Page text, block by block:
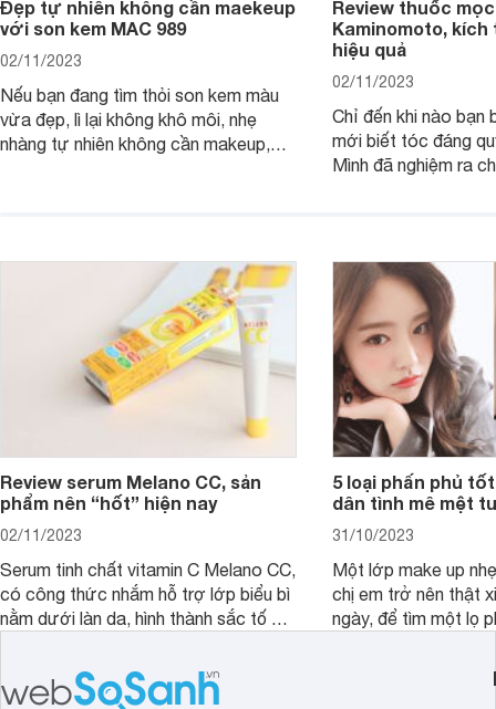
Đẹp tự nhiên không cần maekeup
với son kem MAC 989
02/11/2023
Nếu bạn đang tìm thỏi son kem màu
vừa đẹp, lì lại không khô môi, nhẹ
nhàng tự nhiên không cần makeup,
Review thuốc
Kaminomoto,
hiệu quả
02/11/2023
Chỉ đến khi nào bạn
mới biết tóc đáng
Mình đã nghiệm ra
gội, xả, trang bị cả
mà vẫn chưa cải
Review serum Melano CC, sản
phẩm nên “hốt” hiện nay
02/11/2023
Serum tinh chất vitamin C Melano CC,
có công thức nhắm hỗ trợ lớp biểu bì
nằm dưới làn da, hình thành sắc tố da,
5 loại phấn phủ
dân tình mê mệt
31/10/2023
Một lớp make up
chị em trở nên thật
ngày, để tìm một lọ
ngày dài cần đọc